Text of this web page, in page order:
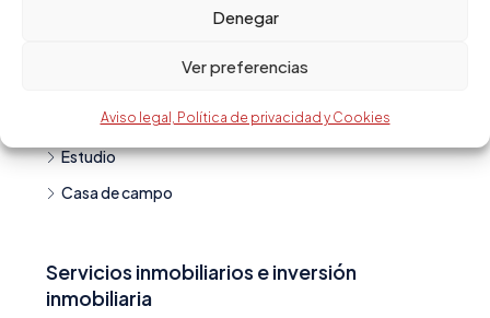
Denegar
Ver preferencias
Aviso legal, Política de privacidad y Cookies
Estudio
Casa de campo
Servicios inmobiliarios e inversión
inmobiliaria